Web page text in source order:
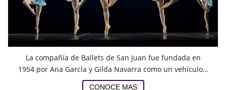
La compañía de Ballets de San Juan fue fundada en
1954 por Ana García y Gilda Navarra como un vehículo…
CONOCE MAS